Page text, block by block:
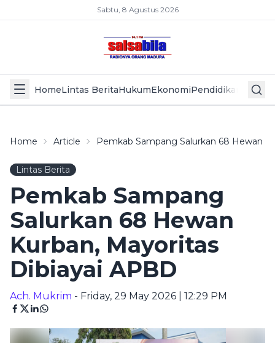
Sabtu, 8 Agustus 2026
HomeLintas BeritaHukumEkonomiPendidikan Politik
Home Article Pemkab Sampang Salurkan 68 Hewan
Lintas Berita
Pemkab Sampang
Salurkan 68 Hewan
Kurban, Mayoritas
Dibiayai APBD
Ach. Mukrim - Friday, 29 May 2026 | 12:29 PM